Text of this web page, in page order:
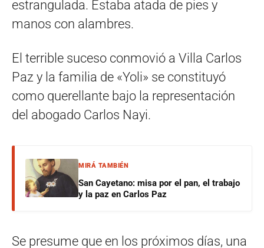
estrangulada. Estaba atada de pies y
manos con alambres.
El terrible suceso conmovió a Villa Carlos
Paz y la familia de «Yoli» se constituyó
como querellante bajo la representación
del abogado Carlos Nayi.
MIRÁ TAMBIÉN
San Cayetano: misa por el pan, el trabajo
y la paz en Carlos Paz
Se presume que en los próximos días, una